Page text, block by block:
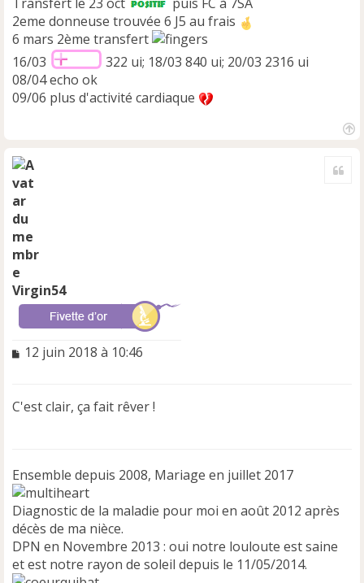
Transfert le 23 oct
puis FC à 7SA
2eme donneuse trouvée 6 J5 au frais
6 mars 2ème transfert
16/03
322 ui; 18/03 840 ui; 20/03 2316 ui
08/04 echo ok
09/06 plus d'activité cardiaque
Virgin54
M
s
a
o
n
l
u
12 juin 2018 à 10:46
C'est clair, ça fait rêver !
Ensemble depuis 2008, Mariage en juillet 2017
Diagnostic de la maladie pour moi en août 2012 après
décès de ma nièce.
DPN en Novembre 2013 : oui notre louloute est saine
et est notre rayon de soleil depuis le 11/05/2014.